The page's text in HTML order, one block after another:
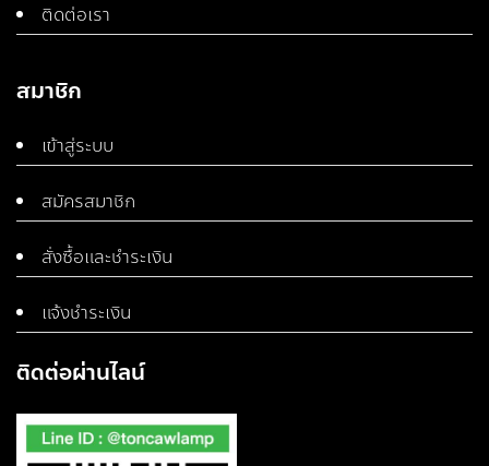
ติดต่อเรา
สมาชิก
เข้าสู่ระบบ
สมัครสมาชิก
สั่งซื้อและชำระเงิน
แจ้งชำระเงิน
ติดต่อผ่านไลน์